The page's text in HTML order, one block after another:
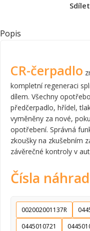
Popis
CR-čerpadlo
kompletní regeneraci
dílem. Všechny
předčerpadlo, hřídel,
vyměněny za nové,
opotřebení. Správná
zkoušky na zkušebním
závěrečné kontroly v
Čísla
002002001137R
0445010721